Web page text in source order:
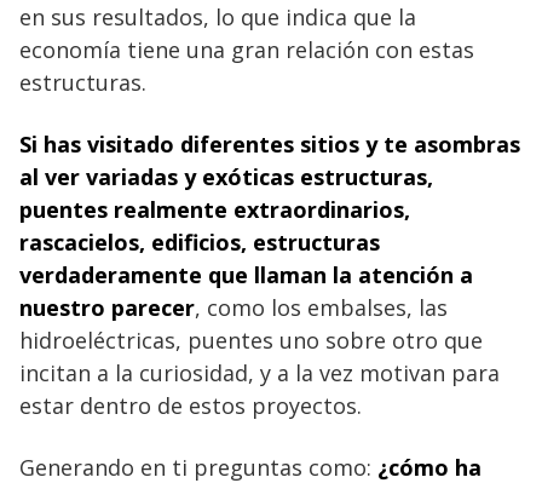
en sus resultados, lo que indica que la
economía tiene una gran relación con estas
estructuras.
Si has visitado diferentes sitios y te asombras
al ver variadas y exóticas estructuras,
puentes realmente extraordinarios,
rascacielos, edificios, estructuras
verdaderamente que llaman la atención a
nuestro parecer, como los embalses, las
hidroeléctricas, puentes uno sobre otro que
incitan a la curiosidad, y a la vez motivan para
estar dentro de estos proyectos.
Generando en ti preguntas como: ¿cómo ha